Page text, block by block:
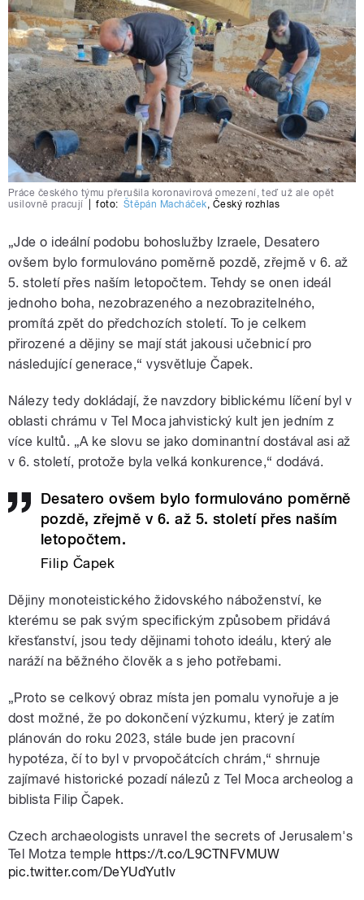
Práce českého týmu přerušila koronavirová omezení, teď už ale opět
usilovně pracují
foto: Štěpán Macháček, Český rozhlas
„Jde o ideální podobu bohoslužby Izraele, Desatero
ovšem bylo formulováno poměrně pozdě, zřejmě v 6. až
5. století přes naším letopočtem. Tehdy se onen ideál
jednoho boha, nezobrazeného a nezobrazitelného,
promítá zpět do předchozích století. To je celkem
přirozené a dějiny se mají stát jakousi učebnicí pro
následující generace,“ vysvětluje Čapek.
Nálezy tedy dokládají, že navzdory biblickému líčení byl v
oblasti chrámu v Tel Moca jahvistický kult jen jedním z
více kultů. „A ke slovu se jako dominantní dostával asi až
v 6. století, protože byla velká konkurence,“ dodává.
Desatero ovšem bylo formulováno poměrně
pozdě, zřejmě v 6. až 5. století přes naším
letopočtem.
Filip Čapek
Dějiny monoteistického židovského náboženství, ke
kterému se pak svým specifickým způsobem přidává
křesťanství, jsou tedy dějinami tohoto ideálu, který ale
naráží na běžného člověk a s jeho potřebami.
„Proto se celkový obraz místa jen pomalu vynořuje a je
dost možné, že po dokončení výzkumu, který je zatím
plánován do roku 2023, stále bude jen pracovní
hypotéza, čí to byl v prvopočátcích chrám,“ shrnuje
zajímavé historické pozadí nálezů z Tel Moca archeolog a
biblista Filip Čapek.
Czech archaeologists unravel the secrets of Jerusalem's
Tel Motza temple https://t.co/L9CTNFVMUW
pic.twitter.com/DeYUdYutIv